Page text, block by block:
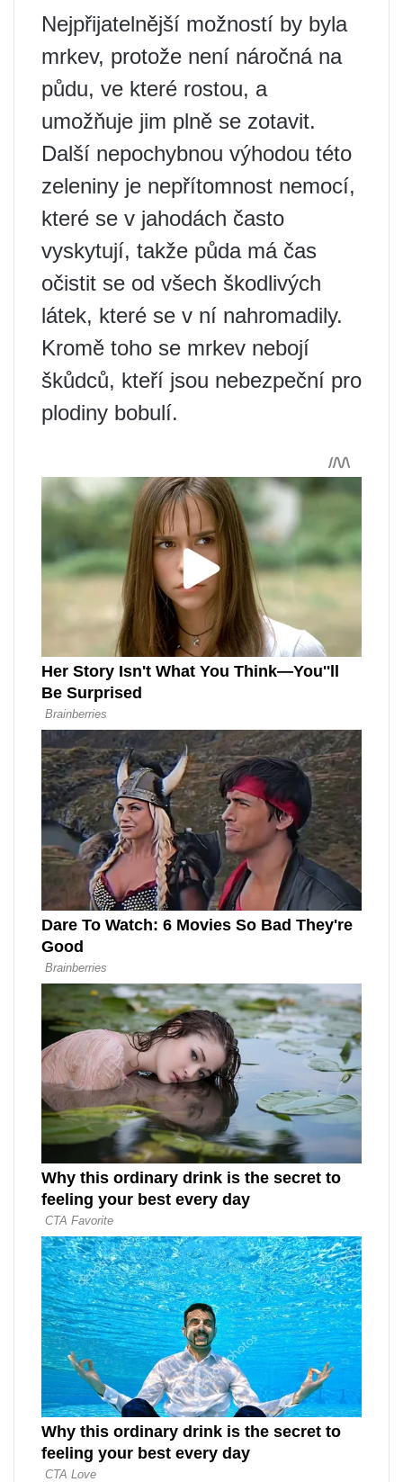
Nejpřijatelnější možností by byla
mrkev, protože není náročná na
půdu, ve které rostou, a
umožňuje jim plně se zotavit.
Další nepochybnou výhodou této
zeleniny je nepřítomnost nemocí,
které se v jahodách často
vyskytují, takže půda má čas
očistit se od všech škodlivých
látek, které se v ní nahromadily.
Kromě toho se mrkev nebojí
škůdců, kteří jsou nebezpeční pro
plodiny bobulí.